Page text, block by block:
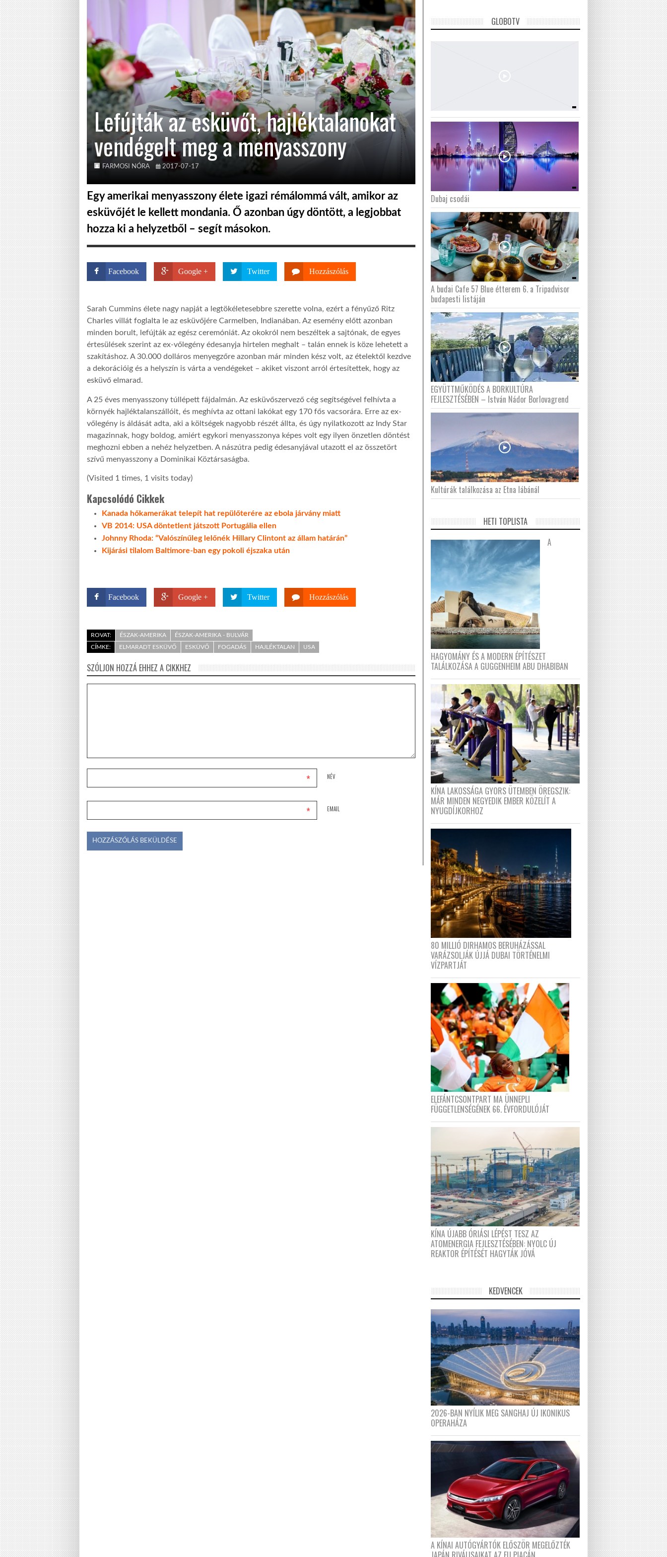
Lefújták az esküvőt, hajléktalanokat
vendégelt meg a menyasszony
FARMOSI NÓRA 2017-07-17
Egy amerikai menyasszony élete igazi rémálommá vált, amikor az
esküvőjét le kellett mondania. Ő azonban úgy döntött, a legjobbat
hozza ki a helyzetből – segít másokon.
Facebook Google + Twitter Hozzászólás
Sarah Cummins élete nagy napját a legtökéletesebbre szerette volna, ezért a fényűző Ritz
Charles villát foglalta le az esküvőjére Carmelben, Indianában. Az esemény előtt azonban
minden borult, lefújták az egész ceremóniát. Az okokról nem beszéltek a sajtónak, de egyes
értesülések szerint az ex-vőlegény édesanyja hirtelen meghalt – talán ennek is köze lehetett a
szakításhoz. A 30.000 dolláros menyegzőre azonban már minden kész volt, az ételektől kezdve
a dekorációig és a helyszín is várta a vendégeket – akiket viszont arról értesítettek, hogy az
esküvő elmarad.
A 25 éves menyasszony túllépett fájdalmán. Az esküvőszervező cég segítségével felhívta a
környék hajléktalanszállóit, és meghívta az ottani lakókat egy 170 fős vacsorára. Erre az ex-
vőlegény is áldását adta, aki a költségek nagyobb részét állta, és úgy nyilatkozott az Indy Star
magazinnak, hogy boldog, amiért egykori menyasszonya képes volt egy ilyen önzetlen döntést
meghozni ebben a nehéz helyzetben. A nászútra pedig édesanyjával utazott el az összetört
szívű menyasszony a Dominikai Köztársaságba.
(Visited 1 times, 1 visits today)
Kapcsolódó Cikkek
Kanada hőkamerákat telepít hat repülőterére az ebola járvány miatt
VB 2014: USA döntetlent játszott Portugália ellen
Johnny Rhoda: “Valószínűleg lelőnék Hillary Clintont az állam határán”
Kijárási tilalom Baltimore-ban egy pokoli éjszaka után
Facebook Google + Twitter Hozzászólás
ROVAT: ÉSZAK-AMERIKA
ÉSZAK-AMERIKA - BULVÁR
CÍMKE:
ELMARADT ESKÜVŐ ESKÜVŐ FOGADÁS HAJLÉKTALAN USA
SZÓLJON HOZZÁ EHHEZ A CIKKHEZ
NÉV
*
EMAIL
*
GLOBOTV
Dubaj csodái
A budai Cafe 57 Blue étterem 6. a Tripadvisor
budapesti listáján
EGYÜTTMŰKÖDÉS A BORKULTÚRA
FEJLESZTÉSÉBEN – István Nádor Borlovagrend
Kultúrák találkozása az Etna lábánál
HETI TOPLISTA
A
HAGYOMÁNY ÉS A MODERN ÉPÍTÉSZET
TALÁLKOZÁSA A GUGGENHEIM ABU DHABIBAN
KÍNA LAKOSSÁGA GYORS ÜTEMBEN ÖREGSZIK:
MÁR MINDEN NEGYEDIK EMBER KÖZELÍT A
NYUGDÍJKORHOZ
80 MILLIÓ DIRHAMOS BERUHÁZÁSSAL
VARÁZSOLJÁK ÚJJÁ DUBAI TÖRTÉNELMI
VÍZPARTJÁT
ELEFÁNTCSONTPART MA ÜNNEPLI
FÜGGETLENSÉGÉNEK 66. ÉVFORDULÓJÁT
KÍNA ÚJABB ÓRIÁSI LÉPÉST TESZ AZ
ATOMENERGIA FEJLESZTÉSÉBEN: NYOLC ÚJ
REAKTOR ÉPÍTÉSÉT HAGYTÁK JÓVÁ
KEDVENCEK
2026-BAN NYÍLIK MEG SANGHAJ ÚJ IKONIKUS
OPERAHÁZA
A KÍNAI AUTÓGYÁRTÓK ELŐSZÖR MEGELŐZTÉK